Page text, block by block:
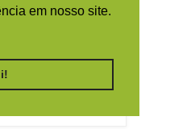
em nosso site.